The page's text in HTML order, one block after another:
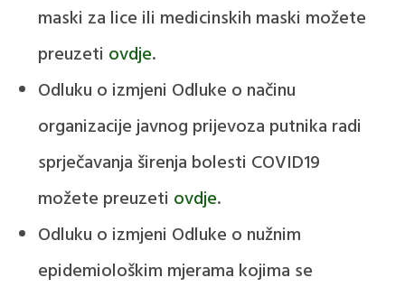
maski za lice ili medicinskih maski možete
preuzeti ovdje.
Odluku o izmjeni Odluke o načinu
organizacije javnog prijevoza putnika radi
sprječavanja širenja bolesti COVID19
možete preuzeti ovdje.
Odluku o izmjeni Odluke o nužnim
epidemiološkim mjerama kojima se